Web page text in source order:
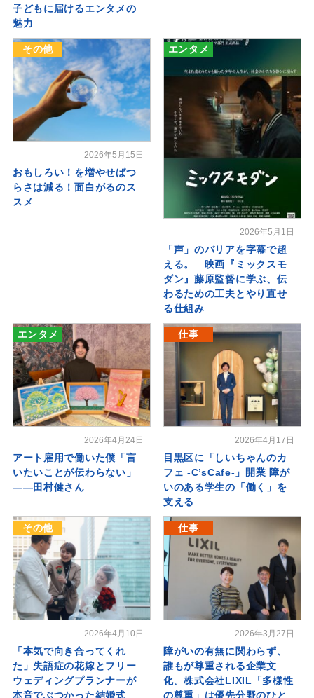
子どもに届けるエンタメの
魅力
その他
2026年5月15日
おもしろい！を増やせばつ
らさは減る！面白がるのス
スメ
エンタメ
2026年5月1日
「声」のバリアを字幕で超
える。 映画『ミックスモ
ダン』藤原監督に学ぶ、伝
わるための工夫とやり直せ
る仕組み
エンタメ
2026年4月24日
アート雇用で働いた僕「言
いたいことが伝わらない」
――田村健さん
仕事
2026年4月17日
目黒区に「しいちゃんのカ
フェ -C’sCafe-」開業 障が
いのある学生の「働く」を
支える
その他
2026年4月10日
「本気で向き合ってくれ
た」失語症の花嫁とフリー
ウェディングプランナーが
本音でぶつかった結婚式
仕事
2026年3月27日
障がいの有無に関わらず、
誰もが尊重される企業文
化。株式会社LIXIL「多様性
の尊重」は優先分野のひと